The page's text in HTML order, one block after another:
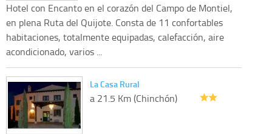
Hotel con Encanto en el corazón del Campo de Montiel,
en plena Ruta del Quijote. Consta de 11 confortables
habitaciones, totalmente equipadas, calefacción, aire
acondicionado, varios ...
La Casa Rural
a 21.5 Km (Chinchón)